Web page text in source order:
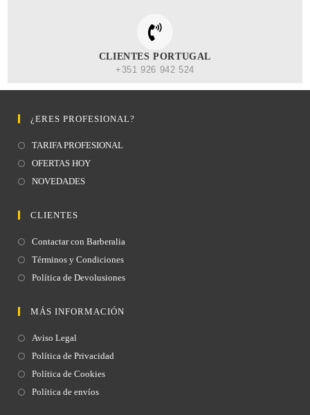
CLIENTES PORTUGAL
+351 926 942 524
MÁS INFORMACIÓN
Aviso Legal
Política de Privacidad
Política de Cookies
Política de envíos
CLIENTES
Contactar con Barberalia
Términos y Condiciones
Política de Devolusiones
¿ERES PROFESIONAL?
TARIFA PROFESIONAL
OFERTAS HOY
NOVEDADES